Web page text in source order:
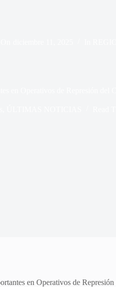
en Operativos de